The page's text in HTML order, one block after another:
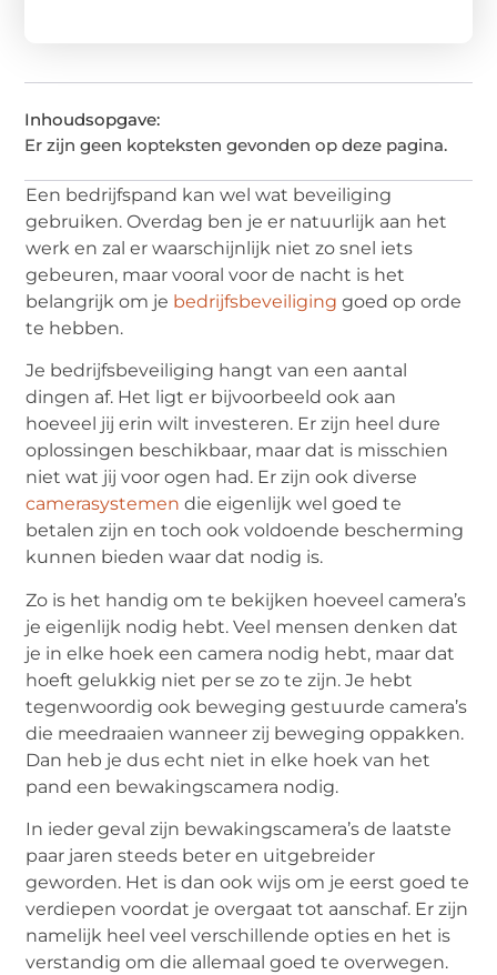
Inhoudsopgave:
Er zijn geen kopteksten gevonden op deze pagina.
Een bedrijfspand kan wel wat beveiliging
gebruiken. Overdag ben je er natuurlijk aan het
werk en zal er waarschijnlijk niet zo snel iets
gebeuren, maar vooral voor de nacht is het
belangrijk om je bedrijfsbeveiliging goed op orde
te hebben.
Je bedrijfsbeveiliging hangt van een aantal
dingen af. Het ligt er bijvoorbeeld ook aan
hoeveel jij erin wilt investeren. Er zijn heel dure
oplossingen beschikbaar, maar dat is misschien
niet wat jij voor ogen had. Er zijn ook diverse
camerasystemen die eigenlijk wel goed te
betalen zijn en toch ook voldoende bescherming
kunnen bieden waar dat nodig is.
Zo is het handig om te bekijken hoeveel camera’s
je eigenlijk nodig hebt. Veel mensen denken dat
je in elke hoek een camera nodig hebt, maar dat
hoeft gelukkig niet per se zo te zijn. Je hebt
tegenwoordig ook beweging gestuurde camera’s
die meedraaien wanneer zij beweging oppakken.
Dan heb je dus echt niet in elke hoek van het
pand een bewakingscamera nodig.
In ieder geval zijn bewakingscamera’s de laatste
paar jaren steeds beter en uitgebreider
geworden. Het is dan ook wijs om je eerst goed te
verdiepen voordat je overgaat tot aanschaf. Er zijn
namelijk heel veel verschillende opties en het is
verstandig om die allemaal goed te overwegen.